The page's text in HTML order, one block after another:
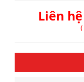
Liên hệ